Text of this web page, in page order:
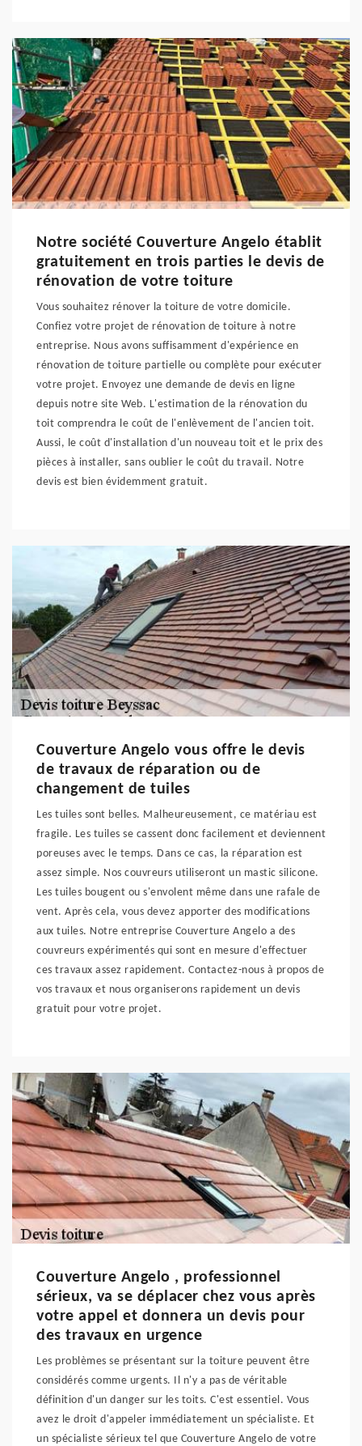
Notre société Couverture Angelo établit
gratuitement en trois parties le devis de
rénovation de votre toiture
Vous souhaitez rénover la toiture de votre domicile.
Confiez votre projet de rénovation de toiture à notre
entreprise. Nous avons suffisamment d'expérience en
rénovation de toiture partielle ou complète pour exécuter
votre projet. Envoyez une demande de devis en ligne
depuis notre site Web. L'estimation de la rénovation du
toit comprendra le coût de l'enlèvement de l'ancien toit.
Aussi, le coût d'installation d'un nouveau toit et le prix des
pièces à installer, sans oublier le coût du travail. Notre
devis est bien évidemment gratuit.
Couverture Angelo vous offre le devis
de travaux de réparation ou de
changement de tuiles
Les tuiles sont belles. Malheureusement, ce matériau est
fragile. Les tuiles se cassent donc facilement et deviennent
poreuses avec le temps. Dans ce cas, la réparation est
assez simple. Nos couvreurs utiliseront un mastic silicone.
Les tuiles bougent ou s'envolent même dans une rafale de
vent. Après cela, vous devez apporter des modifications
aux tuiles. Notre entreprise Couverture Angelo a des
couvreurs expérimentés qui sont en mesure d'effectuer
ces travaux assez rapidement. Contactez-nous à propos de
vos travaux et nous organiserons rapidement un devis
gratuit pour votre projet.
Couverture Angelo , professionnel
sérieux, va se déplacer chez vous après
votre appel et donnera un devis pour
des travaux en urgence
Les problèmes se présentant sur la toiture peuvent être
considérés comme urgents. Il n'y a pas de véritable
définition d'un danger sur les toits. C'est essentiel. Vous
avez le droit d'appeler immédiatement un spécialiste. Et
un spécialiste sérieux tel que Couverture Angelo de votre